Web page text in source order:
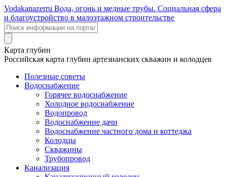
Vodakanazerru Вода, огонь и медные трубы. Социальная сфера
и благоустройство в малоэтажном строительстве
Карта глубин
Российская карта глубин артезианских скважин и колодцев
Полезные советы
Водоснабжение
Горячее водоснабжение
Холодное водоснабжение
Водопровод
Водоснабжение дачи
Водоснабжение частного дома и коттеджа
Колодцы
Скважины
Трубопровод
Канализация